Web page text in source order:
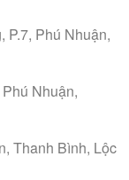
P.7, Phú Nhuận,
Nhuận,
Thanh Bình, Lộc